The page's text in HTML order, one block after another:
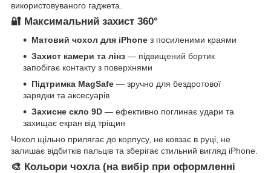
використовуваного гаджета.
🔐 Максимальний захист 360°
Матовий чохол для iPhone з посиленими краями
Захист камери та лінз — підвищений бортик
запобігає контакту з поверхнями
Підтримка MagSafe — зручно для бездротової
зарядки та аксесуарів
Захисне скло 9D — ефективно поглинає удари та
захищає екран від тріщин
Чохол щільно прилягає до корпусу, не ковзає в руці, не
залишає відбитків пальців та зберігає стильний вигляд iPhone.
🎨 Кольори чохла (на вибір при оформленні